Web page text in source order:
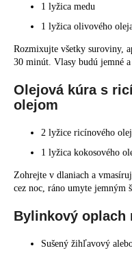
1 lyžica medu
1 lyžica olivového
Rozmixujte všetky suroviny,
30 minút. Vlasy budú jemné a
Olejová kúra s
olejom
2 lyžice ricínového
1 lyžica kokosového
Zohrejte v dlaniach a
cez noc, ráno umyte jemným
Bylinkový oplach
Sušený žihľavový